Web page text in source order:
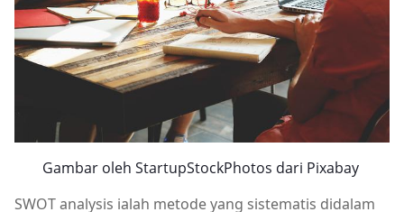
Gambar oleh StartupStockPhotos dari Pixabay
SWOT analysis ialah metode yang sistematis didalam